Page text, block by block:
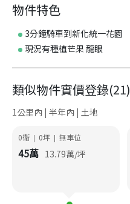
物件特色
3分鐘騎車到新化統一花園
現況有種植芒果 龍眼
類似物件實價登錄(21)
1公里內 | 半年內 | 土地
0衛 | 0坪 | 無車位
45萬 13.79萬/坪